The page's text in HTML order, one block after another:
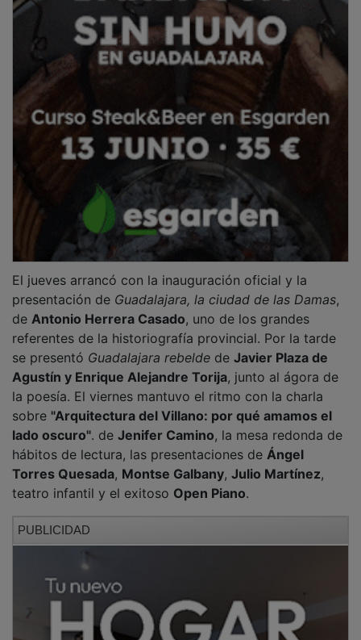
presentación deGuadalajara, la ciudad de las Damas
deAntonio Herrera Casado, uno de los grandes
referentes de la historiografía provincial. Por la tarde
se presentóGuadalajara rebelde deJavier Plaza de
Agustín y Enrique Alejandre Torija, junto al ágora de
la poesía. El viernes mantuvo el ritmo con la charla
sobre"Arquitectura del Villano: por qué amamos el
lado oscuro". deJenifer Camino, la mesa redonda de
hábitos de lectura, las presentaciones deÁngel
Torres Quesada ,Montse Galbany,Julio Martínez
teatro infantil y el exitoso Open Piano.
Este sábado 9 de mayo
más completos y esperados. Hoy las voces más
representativas de la literatura y el pensamiento
alcarreño se dan cita en la carpa central, ofreciendo
un auténtico festín para los amantes de la palabra